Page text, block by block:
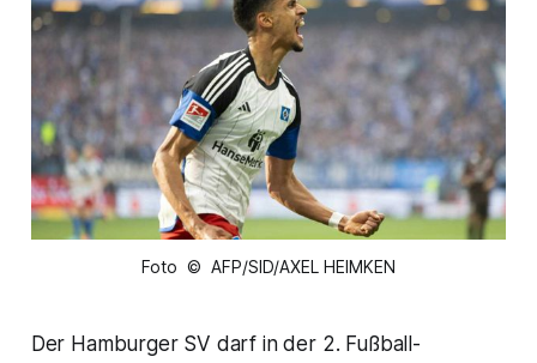
Foto © AFP/SID/AXEL HEIMKEN
Der Hamburger SV darf in der 2. Fußball-